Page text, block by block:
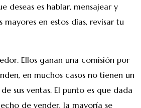
deseas es hablar, mensajear y
en estos días, revisar tu
Ellos ganan una comisión por
en muchos casos no tienen un
sus ventas. El punto es que dada
de vender, la mayoría se